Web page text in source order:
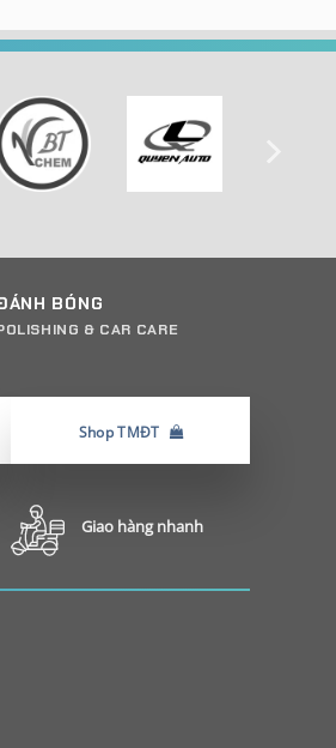
BÓNG
& CAR CARE
Shop TMĐT
Giao hàng nhanh